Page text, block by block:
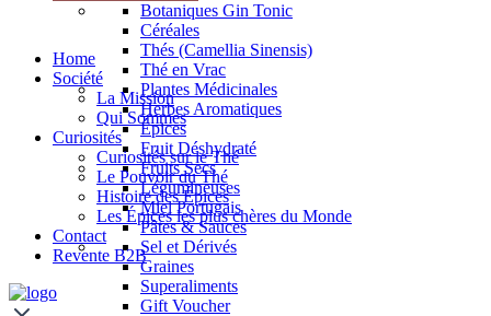
Botaniques Gin Tonic
Céréales
Thés (Camellia Sinensis)
Thé en Vrac
Plantes Médicinales
Herbes Aromatiques
Épices
Fruit Déshydraté
Fruits Secs
Légumineuses
Miel Portugais
Pâtes & Sauces
Sel et Dérivés
Graines
Superaliments
Gift Voucher
Home
Société
La Mission
Qui Sommes
Curiosités
Curiosités sur le Thé
Le Pouvoir du Thé
Histoire des Épices
Les Épices les plus chères du Monde
Contact
Revente B2B